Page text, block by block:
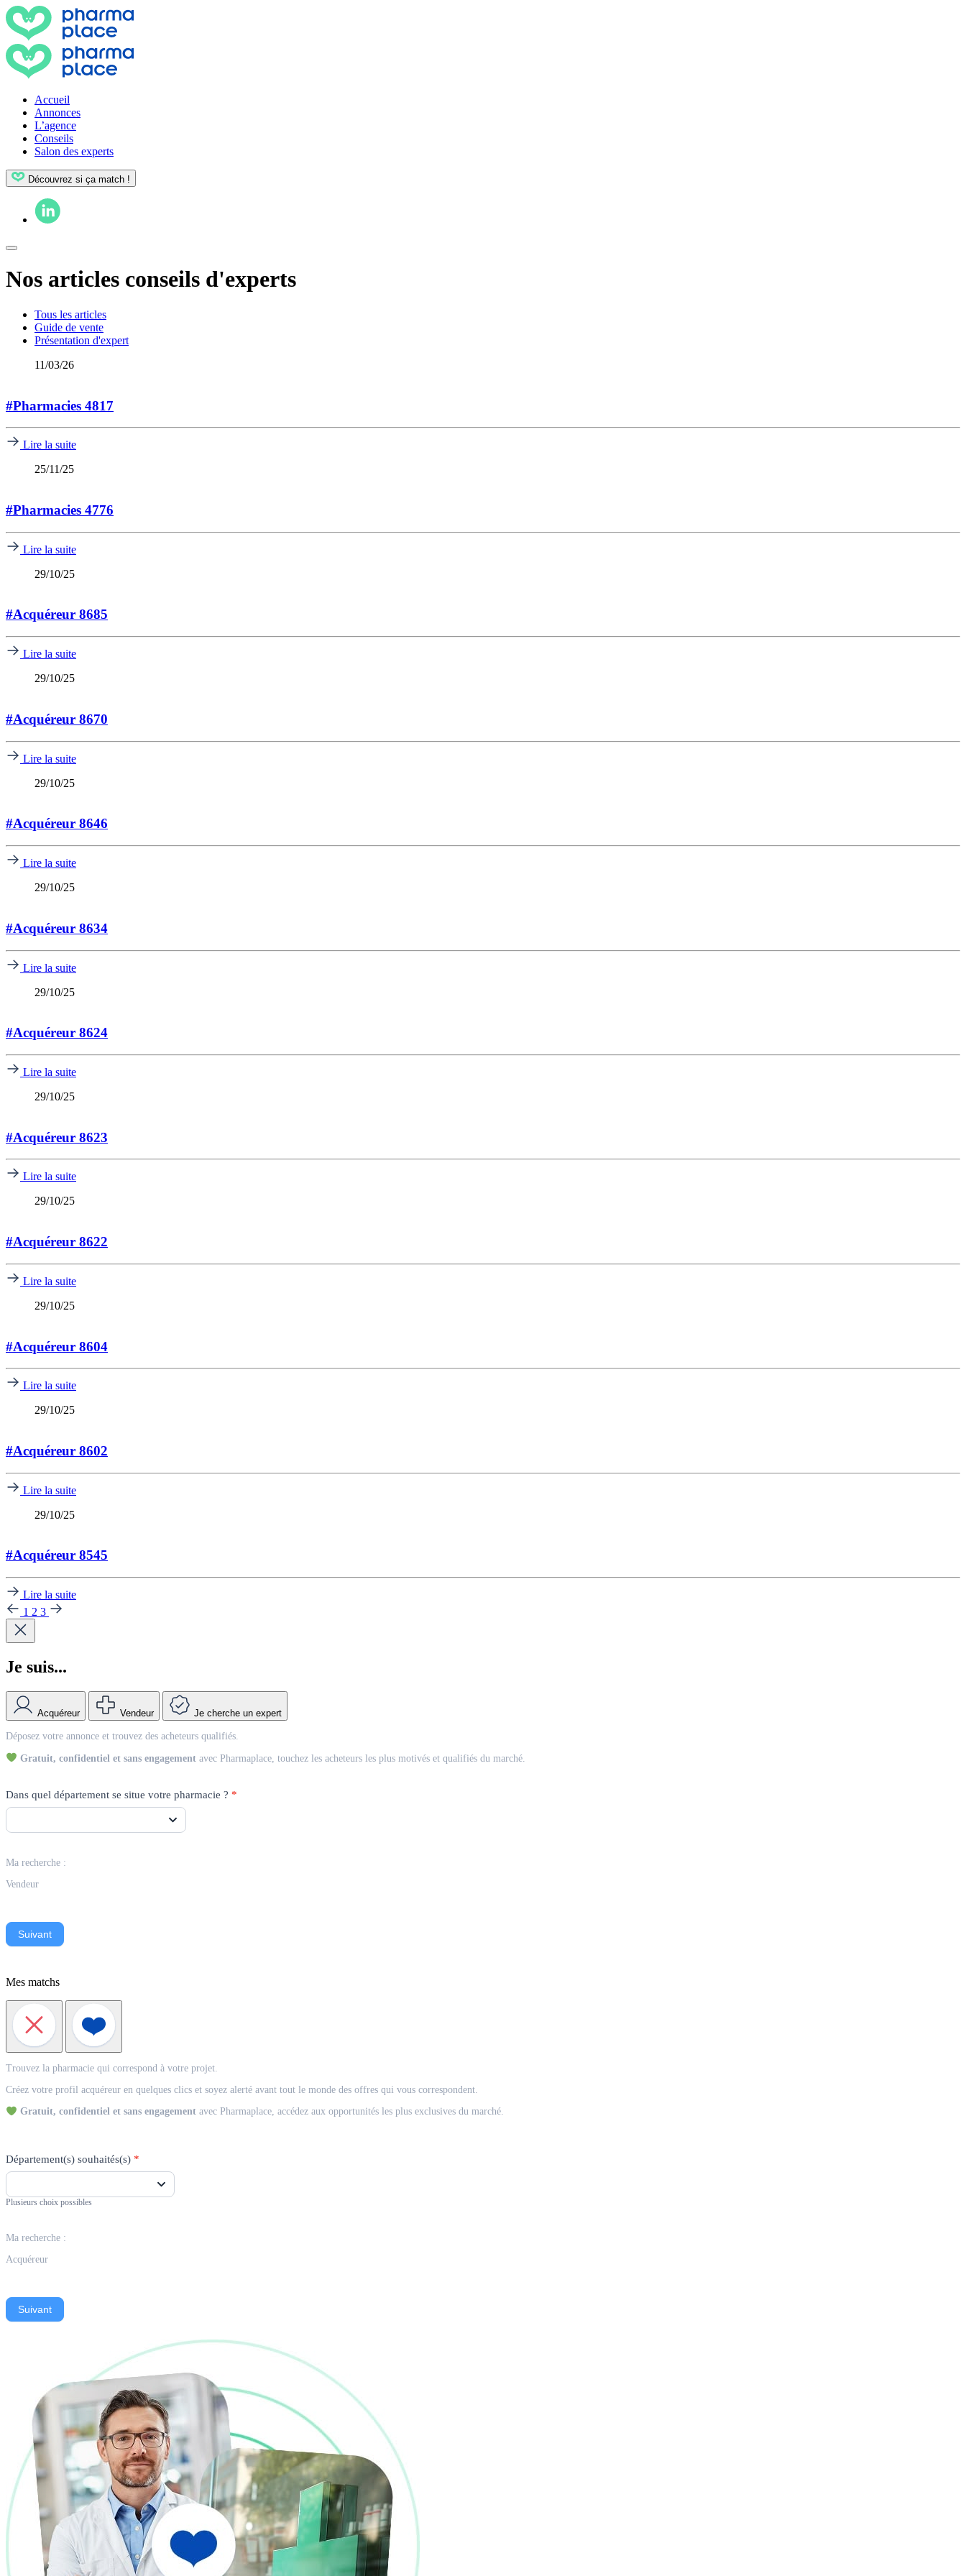
Accueil
Annonces
L’agence
Conseils
Salon des experts
Découvrez si ça match !
Nos articles conseils d'experts
Tous les articles
Guide de vente
Présentation d'expert
11/03/26
#Pharmacies 4817
Lire la suite
25/11/25
#Pharmacies 4776
Lire la suite
29/10/25
#Acquéreur 8685
Lire la suite
29/10/25
#Acquéreur 8670
Lire la suite
29/10/25
#Acquéreur 8646
Lire la suite
29/10/25
#Acquéreur 8634
Lire la suite
29/10/25
#Acquéreur 8624
Lire la suite
29/10/25
#Acquéreur 8623
Lire la suite
29/10/25
#Acquéreur 8622
Lire la suite
29/10/25
#Acquéreur 8604
Lire la suite
29/10/25
#Acquéreur 8602
Lire la suite
29/10/25
#Acquéreur 8545
Lire la suite
1 2 3
Je suis...
Acquéreur Vendeur Je cherche un expert
Vendeur
Déposez votre annonce et trouvez des acheteurs qualifiés.
Gratuit, confidentiel et sans engagement avec Pharmaplace, touchez les acheteurs les plus motivés et qualifiés du marché.
Dans quel département se situe votre pharmacie ? *
Ma recherche :
Vendeur
Suivant
Mes matchs
Acquéreur
Trouvez la pharmacie qui correspond à votre projet.
Créez votre profil acquéreur en quelques clics et soyez alerté avant tout le monde des offres qui vous correspondent.
Gratuit, confidentiel et sans engagementavec Pharmaplace, accédez aux opportunités les plus exclusives du marché.
Département(s) souhaités(s) *
Plusieurs choix possibles
Ma recherche :
Acquéreur
Suivant